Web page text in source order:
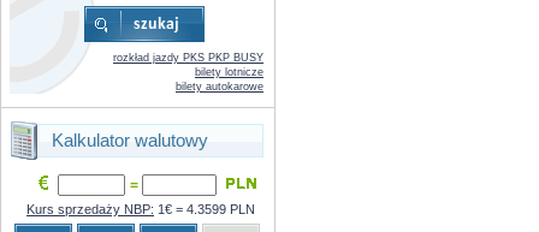
rozkład jazdy PKS PKP BUSY
bilety lotnicze
bilety autokarowe
Kalkulator walutowy
=
Kurs sprzedaży NBP: 1€ = 4.3599 PLN